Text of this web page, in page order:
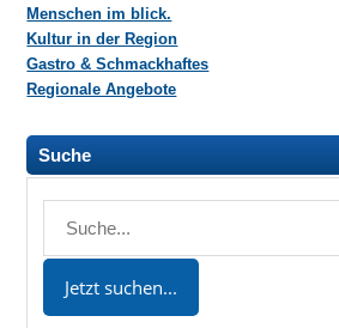
Menschen im blick.
Kultur in der Region
Gastro & Schmackhaftes
Regionale Angebote
Suche